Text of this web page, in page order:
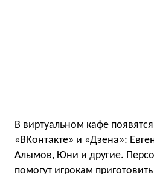
В виртуальном кафе
«ВКонтакте» и «Дзена»:
Алымов, Юни и другие.
помогут игрокам